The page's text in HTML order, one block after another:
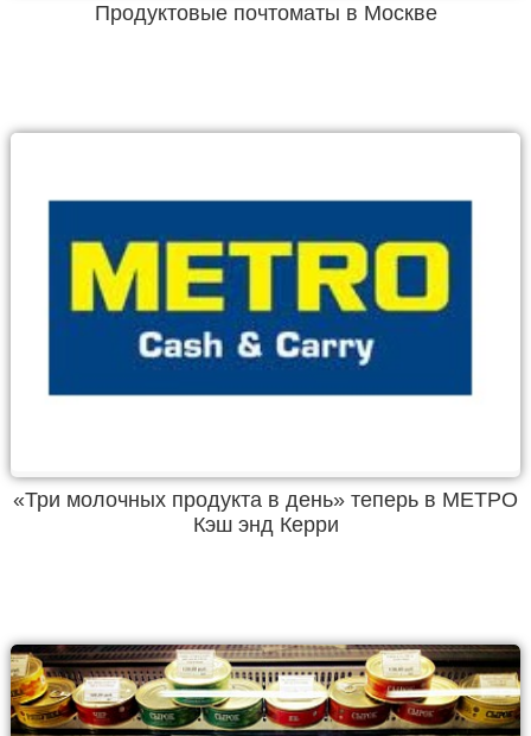
Продуктовые почтоматы в Москве
«Три молочных продукта в день» теперь в МЕТРО
Кэш энд Керри